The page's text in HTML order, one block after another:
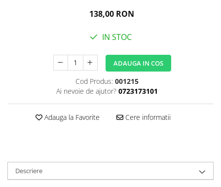
138,00 RON
IN STOC
ADAUGA IN COS
Cod Produs: 001215
Ai nevoie de ajutor? 0723173101
Adauga la Favorite Cere informatii
Descriere